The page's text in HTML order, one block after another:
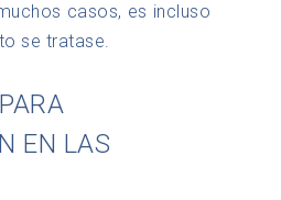
casos, es incluso
se tratase.
EN LAS